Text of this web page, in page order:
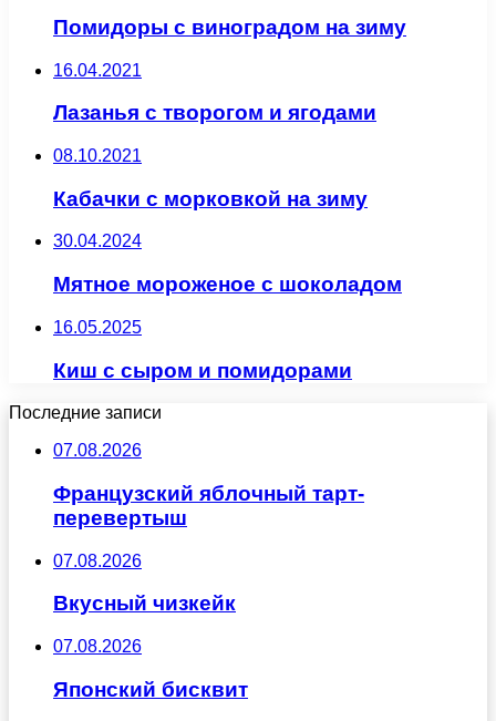
Помидоры с виноградом на зиму
16.04.2021
Лазанья с творогом и ягодами
08.10.2021
Кабачки с морковкой на зиму
30.04.2024
Мятное мороженое с шоколадом
16.05.2025
Киш с сыром и помидорами
Последние записи
07.08.2026
Французский яблочный тарт-
перевертыш
07.08.2026
Вкусный чизкейк
07.08.2026
Японский бисквит